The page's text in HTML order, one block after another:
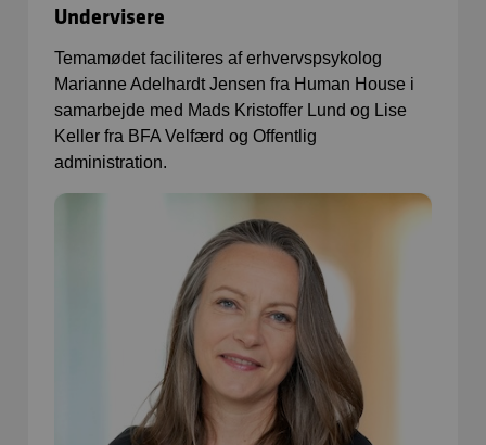
Undervisere
Temamødet faciliteres af erhvervspsykolog
Marianne Adelhardt Jensen fra Human House i
samarbejde med Mads Kristoffer Lund og Lise
Keller fra BFA Velfærd og Offentlig
administration.